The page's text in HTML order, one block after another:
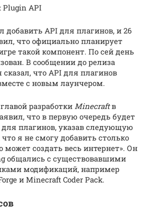
Plugin API
добавить API для плагинов, и 26
что официально планирует
такой компонент. По сей день
В сообщении до релиза
что API для плагинов
с новым лаунчером.
разработки Minecraftв
что в первую очередь будет
для плагинов, указав следующую
я не смогу добавить столько
может создать весь интернет». Он
общались с существовавшими
модификаций, например
и Minecraft Coder Pack.